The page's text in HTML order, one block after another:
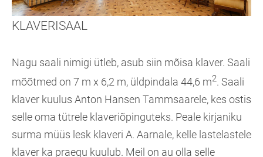
KLAVERISAAL
Nagu saali nimigi ütleb, asub siin mõisa klaver. Saali
mõõtmed on 7 m x 6,2 m, üldpindala 44,6 m2. Saali
klaver kuulus Anton Hansen Tammsaarele, kes ostis
selle oma tütrele klaveriõpinguteks. Peale kirjaniku
surma müüs lesk klaveri A. Aarnale, kelle lastelastele
klaver ka praegu kuulub. Meil on au olla selle